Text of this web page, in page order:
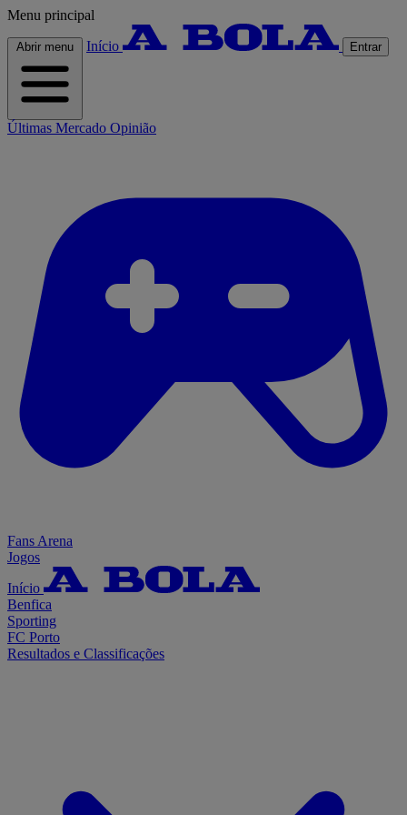
Menu principal
Abrir menu Início Entrar
Últimas Mercado Opinião
Fans Arena
Jogos
Início
Benfica
Sporting
FC Porto
Resultados e Classificações